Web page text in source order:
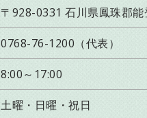
〒928-0331 石川県鳳珠郡
0768-76-1200（代表）
8:00～17:00
土曜・日曜・祝日